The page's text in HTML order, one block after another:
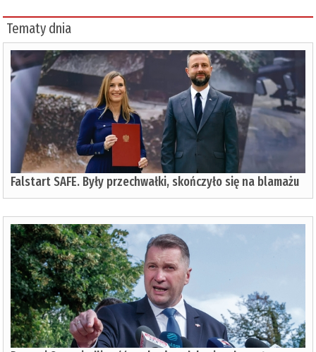
Tematy dnia
Falstart SAFE. Były przechwałki, skończyło się na blamażu